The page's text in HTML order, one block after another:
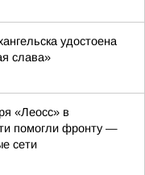
удостоена
слава»
«Леосс» в
помогли фронту —
сети